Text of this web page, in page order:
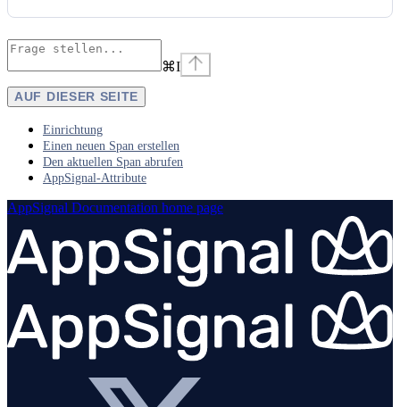
⌘I
AUF DIESER SEITE
Einrichtung
Einen neuen Span erstellen
Den aktuellen Span abrufen
AppSignal-Attribute
AppSignal Documentation home page